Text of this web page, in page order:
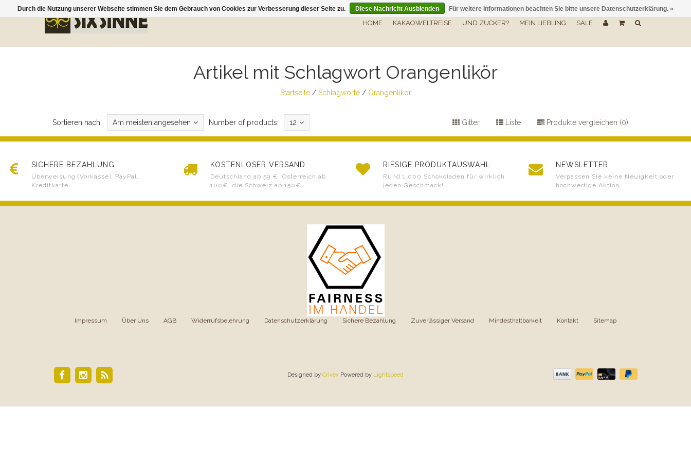
HOME KAKAOWELTREISE UND ZUCKER? MEIN LIEBLING SALE
Artikel mit Schlagwort Orangenlikör
Startseite/ Schlagworte/ Orangenlikör
Sortieren nach: Am meisten angesehen Number of products: 12 Gitter Liste Produkte vergleichen (0)
SICHERE BEZAHLUNG
Überweisung (Vorkasse), PayPal,
Kreditkarte
KOSTENLOSER VERSAND
Deutschland ab 59 €, Österreich ab
100€, die Schweiz ab 150€
RIESIGE PRODUKTAUSWAHL
Rund 1.000 Schokoladen für wirklich
jeden Geschmack!
NEWSLETTER
Verpassen Sie keine Neuigkeit oder
hochwertige Aktion
Impressum Über Uns AGB Widerrufsbelehrung Datenschutzerklärung Sichere Bezahlung Zuverlässiger Versand Mindesthaltbarkeit Kontakt Sitemap
Designed by Crivex Powered by Lightspeed
Durch die Nutzung unserer Webseite stimmen Sie dem Gebrauch von Cookies zur Verbesserung dieser Seite zu. Diese Nachricht Ausblenden Für weitere Informationen beachten Sie bitte unsere Datenschutzerklärung. »